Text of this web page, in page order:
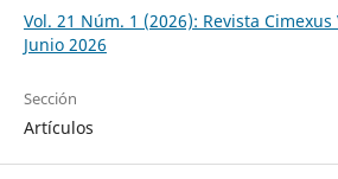
Vol. 21 Núm. 1 (2026): Revista Cimexus
Junio 2026
Sección
Artículos